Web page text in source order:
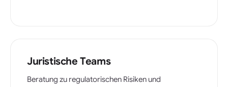
Juristische Teams
Beratung zu regulatorischen Risiken und